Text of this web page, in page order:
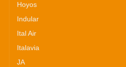
Hoyos
Indular
Ital Air
Italavia
JA